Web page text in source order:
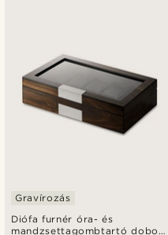
Diófa furnér óra- és
mandzsettagombtartó doboz
Gravírozás